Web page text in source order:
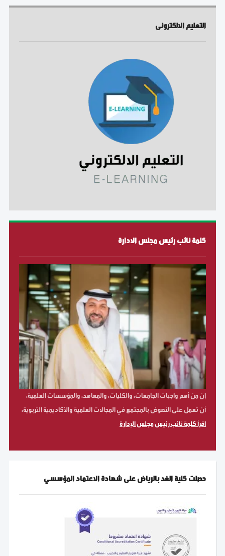
التعليم الالكترونى
كلمة نائب رئيس مجلس الادارة
إن من أهم واجبات الجامعات، والكليات، والمعاهد، والمؤسسات العلمية،
أن تعمل على النهوض بالمجتمع في المجالات العلمية والأكاديمية التربوية،
اقرأ كلمة نائب رئيس مجلس الإدارة
حصلت كلية الغد بالرياض على شهادة الاعتماد المؤسسي